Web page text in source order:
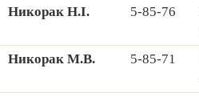
Hикорак H.І.
5-85-76
Hикорак М.В.
5-85-71